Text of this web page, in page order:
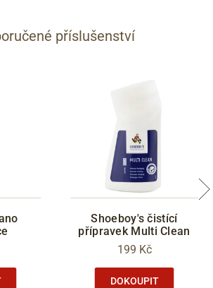
příslušenství
Shoeboy's čistící
přípravek Multi Clean
199 Kč
DOKOUPIT